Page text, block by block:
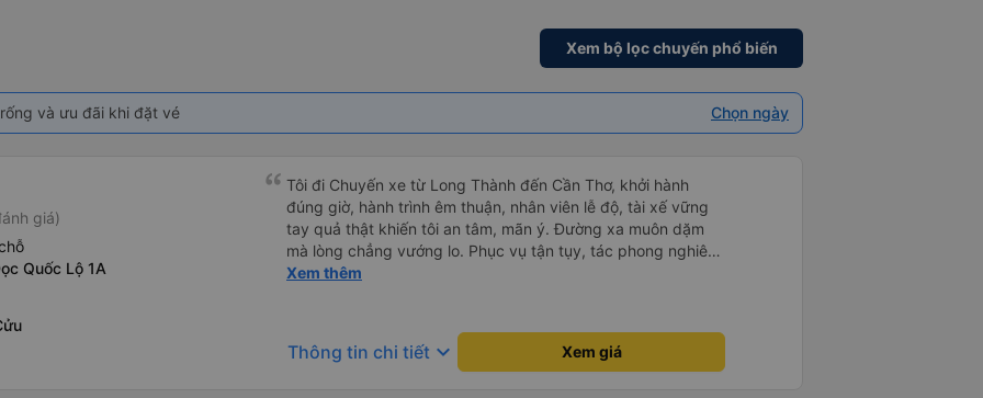
Xem bộ lọc chuyến phổ biến
và ưu đãi khi đặt vé Chọn ngày
giá)
Quốc Lộ 1A
Tôi đi Chuyến xe từ Long Thành đến Cần Thơ, khởi hành
đúng giờ, hành trình êm thuận, nhân viên lễ độ, tài xế vững
tay quả thật khiến tôi an tâm, mãn ý. Đường xa muôn dặm
mà lòng chẳng vướng lo. Phục vụ tận tụy, tác phong nghiêm
cẩn, hiếm thấy giữa thời buổi kim tiền vội vã. Xã hội loạn đạo.
Xem thêm
Thông tin chi tiết keyboard_arrow_down Xem giá